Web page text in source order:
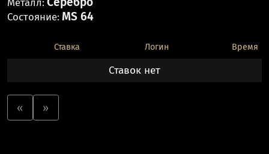
Состояние: MS 64
Ставка Логин Время
Ставок нет
« »